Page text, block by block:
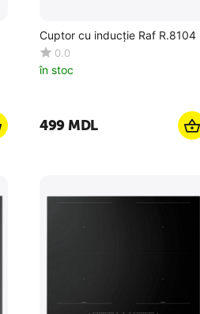
Cuptor cu inducție Raf R.8104
0.0
în stoc
‍499‍MDL